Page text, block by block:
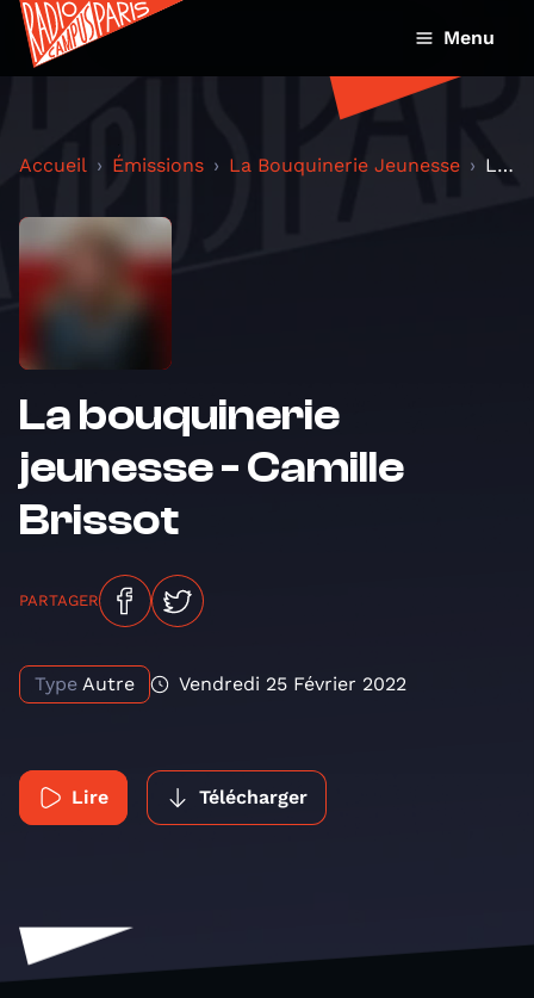
Menu
Accueil Émissions La Bouquinerie Jeunesse La bouquinerie jeunesse - Camille Brissot
La bouquinerie
jeunesse - Camille
Brissot
PARTAGER
Type Autre Vendredi 25 Février 2022
Lire Télécharger